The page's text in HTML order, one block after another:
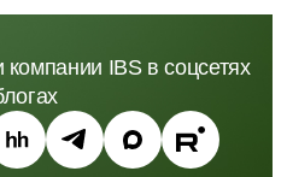
IBS в соцсетях